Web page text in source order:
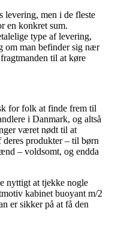
levering, men i de fleste
en konkret sum.
type af levering,
man befinder sig nær
til at køre
for folk at finde frem til
i Danmark, og altså
været nødt til at
produkter – til børn
– voldsomt, og endda
nyttigt at tjekke nogle
kabinet buoyant m/2
er sikker på at få den